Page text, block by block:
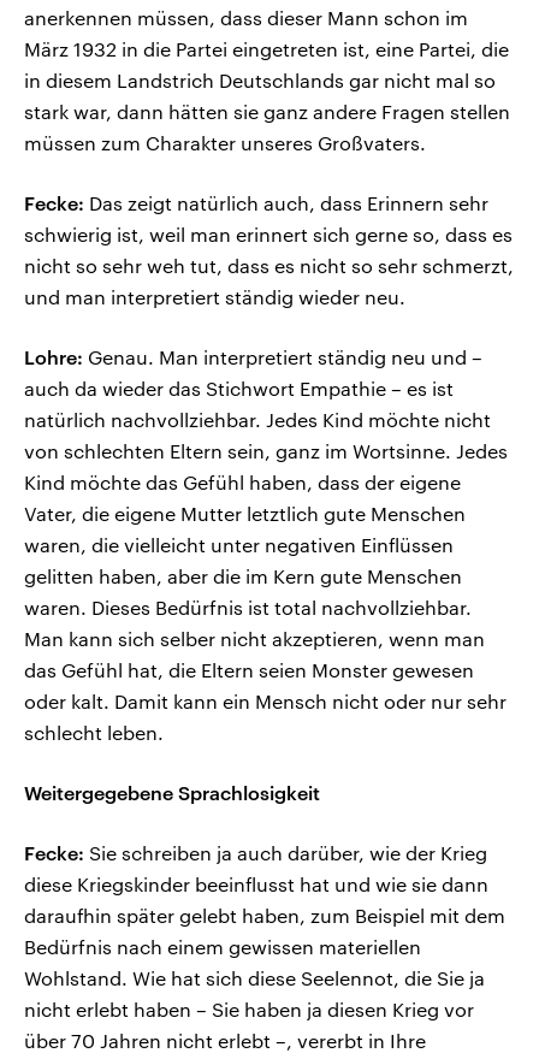
anerkennen müssen, dass dieser Mann schon im
März 1932 in die Partei eingetreten ist, eine Partei, die
in diesem Landstrich Deutschlands gar nicht mal so
stark war, dann hätten sie ganz andere Fragen stellen
müssen zum Charakter unseres Großvaters.
Fecke: Das zeigt natürlich auch, dass Erinnern sehr
schwierig ist, weil man erinnert sich gerne so, dass es
nicht so sehr weh tut, dass es nicht so sehr schmerzt,
und man interpretiert ständig wieder neu.
Lohre: Genau. Man interpretiert ständig neu und –
auch da wieder das Stichwort Empathie – es ist
natürlich nachvollziehbar. Jedes Kind möchte nicht
von schlechten Eltern sein, ganz im Wortsinne. Jedes
Kind möchte das Gefühl haben, dass der eigene
Vater, die eigene Mutter letztlich gute Menschen
waren, die vielleicht unter negativen Einflüssen
gelitten haben, aber die im Kern gute Menschen
waren. Dieses Bedürfnis ist total nachvollziehbar.
Man kann sich selber nicht akzeptieren, wenn man
das Gefühl hat, die Eltern seien Monster gewesen
oder kalt. Damit kann ein Mensch nicht oder nur sehr
schlecht leben.
Weitergegebene Sprachlosigkeit
Fecke: Sie schreiben ja auch darüber, wie der Krieg
diese Kriegskinder beeinflusst hat und wie sie dann
daraufhin später gelebt haben, zum Beispiel mit dem
Bedürfnis nach einem gewissen materiellen
Wohlstand. Wie hat sich diese Seelennot, die Sie ja
nicht erlebt haben – Sie haben ja diesen Krieg vor
über 70 Jahren nicht erlebt –, vererbt in Ihre